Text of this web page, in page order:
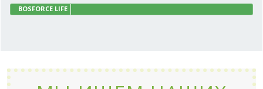
BOSFORCE LIFE